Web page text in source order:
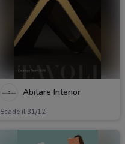
Abitare Interior
Scade il 31/12